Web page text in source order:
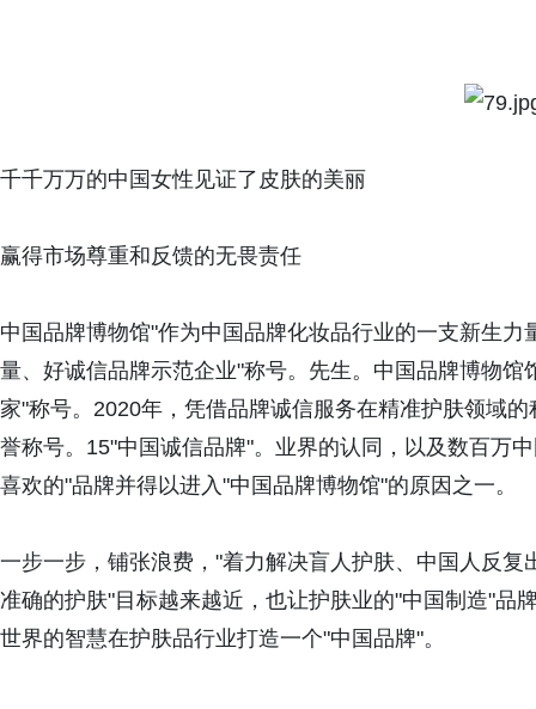
千千万万的中国女性见证了皮肤的美丽
赢得市场尊重和反馈的无畏责任
中国品牌博物馆"作为中国品牌化妆品行业的一支新生
量、好诚信品牌示范企业"称号。先生。中国品牌博物
家"称号。2020年，凭借品牌诚信服务在精准护肤领域
誉称号。15"中国诚信品牌"。业界的认同，以及数百万
喜欢的"品牌并得以进入"中国品牌博物馆"的原因之一。
一步一步，铺张浪费，"着力解决盲人护肤、中国人反
准确的护肤"目标越来越近，也让护肤业的"中国制造"品
世界的智慧在护肤品行业打造一个"中国品牌"。